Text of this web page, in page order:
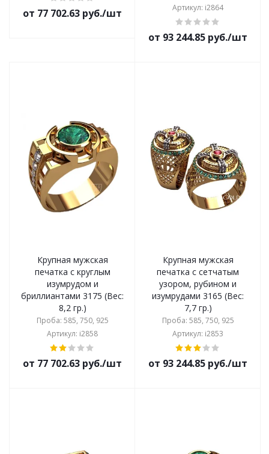
от 77 702.63 руб./шт
Артикул: i2864
от 93 244.85 руб./шт
Крупная мужская
печатка с круглым
изумрудом и
бриллиантами 3175 (Вес:
8,2 гр.)
Проба: 585, 750, 925
Артикул: i2858
от 77 702.63 руб./шт
Крупная мужская
печатка с сетчатым
узором, рубином и
изумрудами 3165 (Вес:
7,7 гр.)
Проба: 585, 750, 925
Артикул: i2853
от 93 244.85 руб./шт